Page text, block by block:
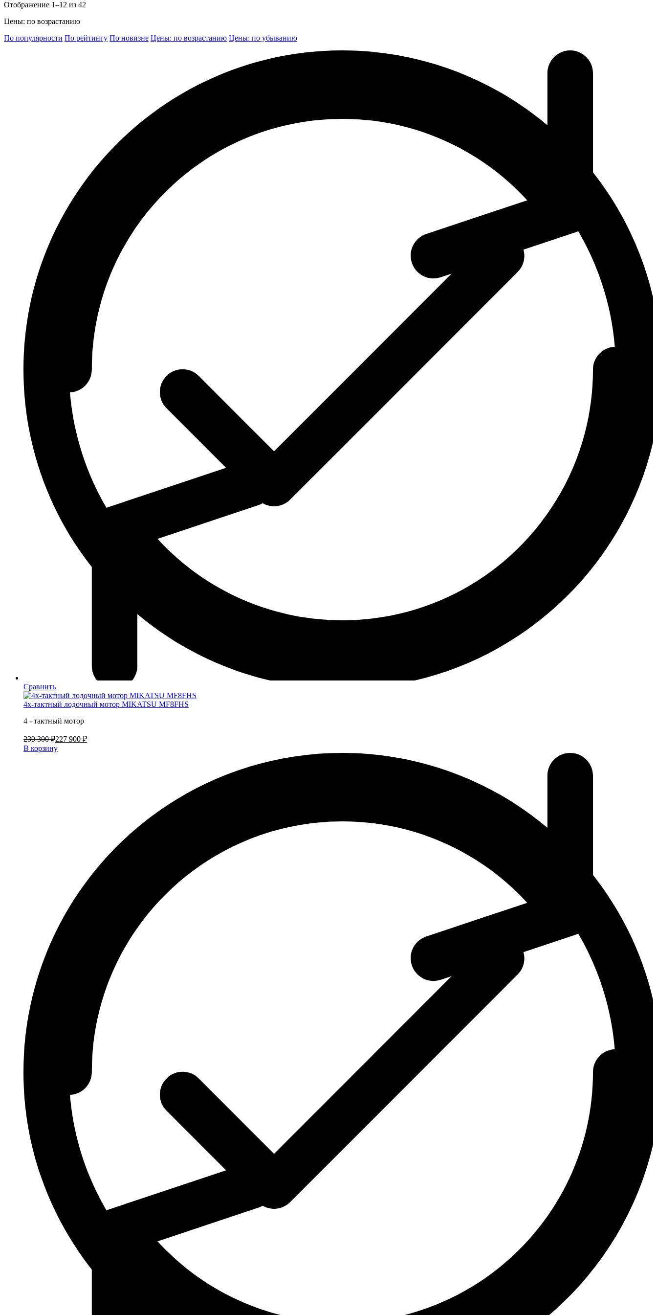
Отображение 1–12 из 42
Цены: по возрастанию
По популярности По рейтингу По новизне Цены: по возрастанию Цены: по убыванию
Сравнить
4х-тактный лодочный мотор MIKATSU MF8FHS
4 - тактный мотор
239 300 ₽227 900 ₽
В корзину